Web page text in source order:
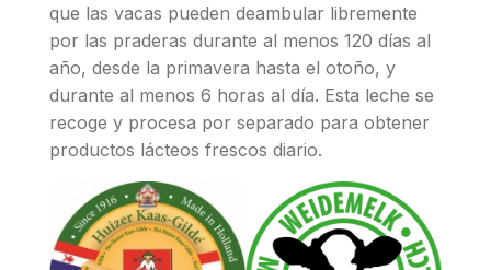
que las vacas pueden deambular libremente
por las praderas durante al menos 120 días al
año, desde la primavera hasta el otoño, y
durante al menos 6 horas al día. Esta leche se
recoge y procesa por separado para obtener
productos lácteos frescos diario.